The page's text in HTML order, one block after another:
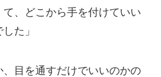
、どこから手を付けていい
た」
、目を通すだけでいいのかの